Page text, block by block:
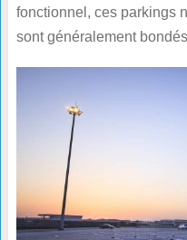
fonctionnel, ces parkings
sont généralement